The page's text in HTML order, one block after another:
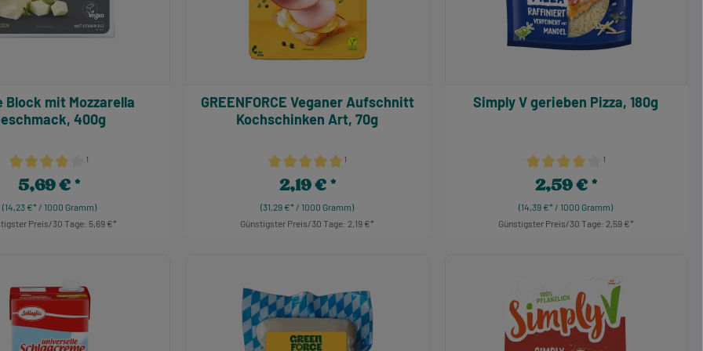
Durchschnittliche Bewertung von 4 von 5 Sternen
¹
400g
(14,23 €* / 1000 Gramm)
Regulärer Preis:
5,69 €
Preis/30 Tage: 5,69 €
Durchschnittliche Bewertung von 5 von 5 Sternen
¹
GREENFORCE Veganer Aufschnitt
Kochschinken Art, 70g
(31,29 €* / 1000 Gramm)
Regulärer Preis:
2,19 €
Günstigster Preis/30 Tage: 2,19 €
Durchschnittliche Bewertung von
¹
Simply V gerieben Pizza, 180g
(14,39 €* / 1000 Gramm)
Regulärer Preis:
2,59 €
Günstigster Preis/30 Tage: 2,59 €